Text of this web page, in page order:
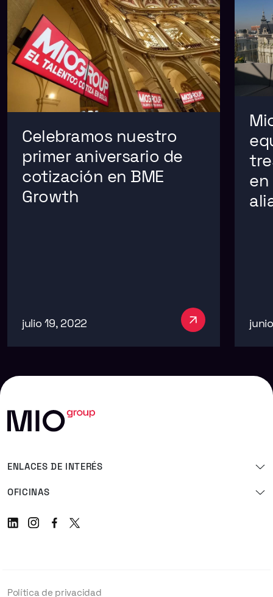
Celebramos nuestro
primer aniversario de
cotización en BME
Growth
julio 19, 2022
ENLACES DE INTERÉS
OFICINAS
LinkedinInstagram
Facebook
Twitter
Política de privacidad